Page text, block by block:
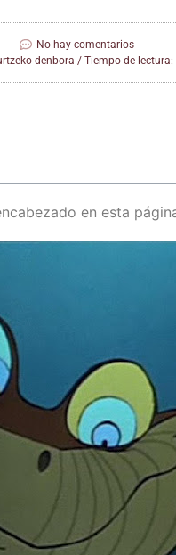
No hay comentarios
denbora / Tiempo de lectura:
en esta